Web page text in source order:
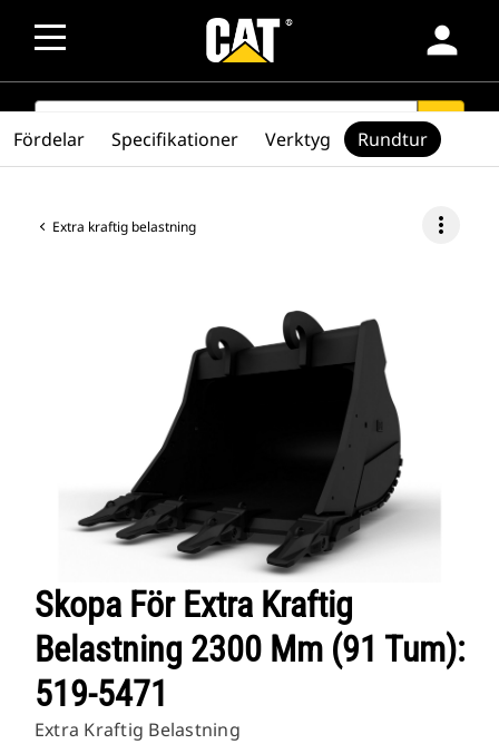
person
SEARCH search
Extra kraftig belastning more_vert
Skopa För Extra Kraftig
Belastning 2300 Mm (91 Tum):
519-5471
Extra Kraftig Belastning
Fördelar Specifikationer Verktyg Rundtur